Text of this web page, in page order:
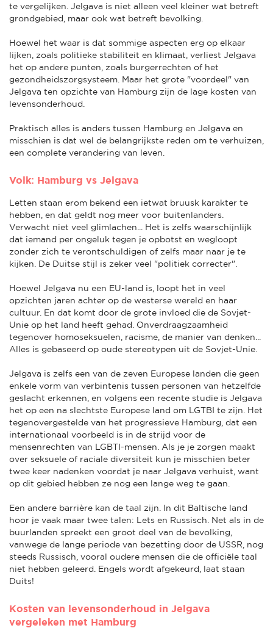
te vergelijken. Jelgava is niet alleen veel kleiner wat betreft
grondgebied, maar ook wat betreft bevolking.
Hoewel het waar is dat sommige aspecten erg op elkaar
lijken, zoals politieke stabiliteit en klimaat, verliest Jelgava
het op andere punten, zoals burgerrechten of het
gezondheidszorgsysteem. Maar het grote "voordeel" van
Jelgava ten opzichte van Hamburg zijn de lage kosten van
levensonderhoud.
Praktisch alles is anders tussen Hamburg en Jelgava en
misschien is dat wel de belangrijkste reden om te verhuizen,
een complete verandering van leven.
Volk: Hamburg vs Jelgava
Letten staan erom bekend een ietwat bruusk karakter te
hebben, en dat geldt nog meer voor buitenlanders.
Verwacht niet veel glimlachen... Het is zelfs waarschijnlijk
dat iemand per ongeluk tegen je opbotst en wegloopt
zonder zich te verontschuldigen of zelfs maar naar je te
kijken. De Duitse stijl is zeker veel "politiek correcter".
Hoewel Jelgava nu een EU-land is, loopt het in veel
opzichten jaren achter op de westerse wereld en haar
cultuur. En dat komt door de grote invloed die de Sovjet-
Unie op het land heeft gehad. Onverdraagzaamheid
tegenover homoseksuelen, racisme, de manier van denken...
Alles is gebaseerd op oude stereotypen uit de Sovjet-Unie.
Jelgava is zelfs een van de zeven Europese landen die geen
enkele vorm van verbintenis tussen personen van hetzelfde
geslacht erkennen, en volgens een recente studie is Jelgava
het op een na slechtste Europese land om LGTBI te zijn. Het
tegenovergestelde van het progressieve Hamburg, dat een
internationaal voorbeeld is in de strijd voor de
mensenrechten van LGBTI-mensen. Als je je zorgen maakt
over seksuele of raciale diversiteit kun je misschien beter
twee keer nadenken voordat je naar Jelgava verhuist, want
op dit gebied hebben ze nog een lange weg te gaan.
Een andere barrière kan de taal zijn. In dit Baltische land
hoor je vaak maar twee talen: Lets en Russisch. Net als in de
buurlanden spreekt een groot deel van de bevolking,
vanwege de lange periode van bezetting door de USSR, nog
steeds Russisch, vooral oudere mensen die de officiële taal
niet hebben geleerd. Engels wordt afgekeurd, laat staan
Duits!
Kosten van levensonderhoud in Jelgava
vergeleken met Hamburg